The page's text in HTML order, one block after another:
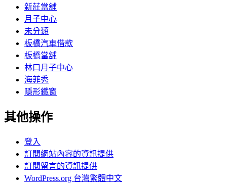
新莊當舖
月子中心
未分類
板橋汽車借款
板橋當舖
林口月子中心
海菲秀
隱形鐵窗
其他操作
登入
訂閱網站內容的資訊提供
訂閱留言的資訊提供
WordPress.org 台灣繁體中文